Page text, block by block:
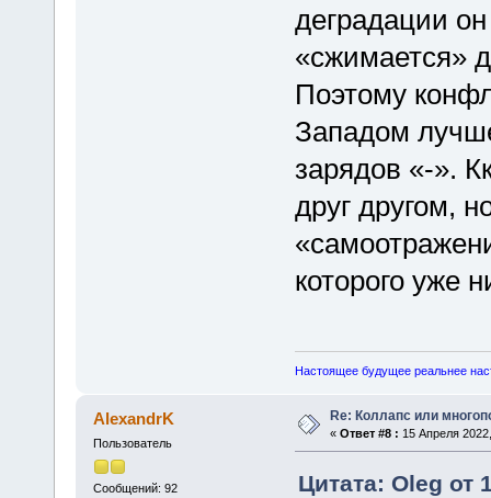
деградации
«сжимается»
Поэтому
Западом
зарядов «-».
друг другом,
которого уже
Настоящее будущее реальнее
AlexandrK
Пользователь
Сообщений: 92
Re: Коллапс или
« Ответ #8 : 15 Апреля
Цитата: Oleg от